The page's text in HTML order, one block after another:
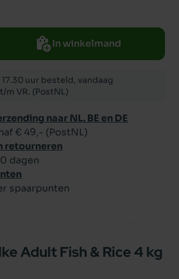
In winkelmand
17.30 uur besteld, vandaag
m VR. (PostNL)
naar NL, BE en DE
€ 49,- (PostNL)
retourneren
dagen
spaarpunten
Adult Fish & Rice 4 kg